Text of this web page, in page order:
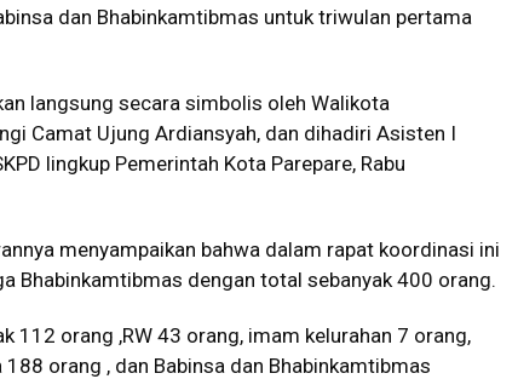
dan Bhabinkamtibmas untuk triwulan pertama
langsung secara simbolis oleh Walikota
Camat Ujung Ardiansyah, dan dihadiri Asisten I
lingkup Pemerintah Kota Parepare, Rabu
menyampaikan bahwa dalam rapat koordinasi ini
Bhabinkamtibmas dengan total sebanyak 400 orang.
112 orang ,RW 43 orang, imam kelurahan 7 orang,
orang , dan Babinsa dan Bhabinkamtibmas